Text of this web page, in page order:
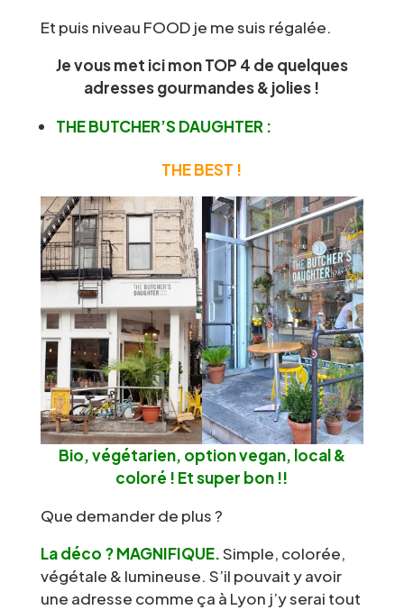
Et puis niveau FOOD je me suis régalée.
Je vous met ici mon TOP 4 de quelques
adresses gourmandes & jolies !
THE BUTCHER’S DAUGHTER :
THE BEST !
Bio, végétarien, option vegan, local &
coloré ! Et super bon !!
Que demander de plus ?
La déco ? MAGNIFIQUE.Simple, colorée,
végétale & lumineuse. S’il pouvait y avoir
une adresse comme ça à Lyon j’y serai tout